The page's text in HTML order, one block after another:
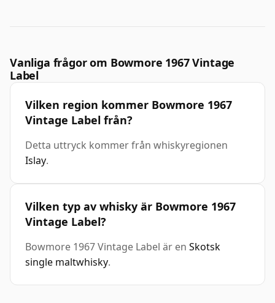
Vanliga frågor om Bowmore 1967 Vintage
Label
Vilken region kommer Bowmore 1967
Vintage Label från?
Detta uttryck kommer från whiskyregionen
Islay.
Vilken typ av whisky är Bowmore 1967
Vintage Label?
Bowmore 1967 Vintage Label är en Skotsk
single maltwhisky.